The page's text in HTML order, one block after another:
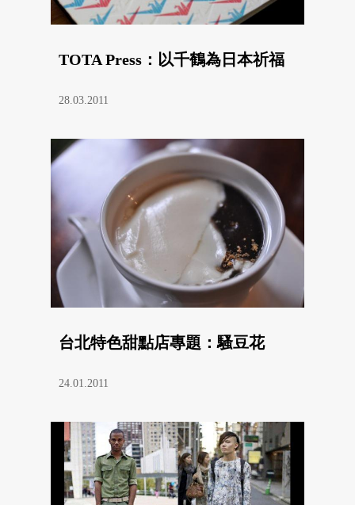
TOTA Press：以千鶴為日本祈福
28.03.2011
台北特色甜點店專題：騷豆花
24.01.2011